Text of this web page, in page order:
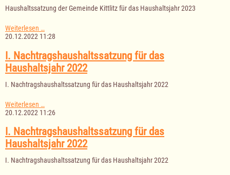
Haushaltssatzung der Gemeinde Kittlitz für das Haushaltsjahr 2023
Weiterlesen …Haushaltssatzung
der
Kittlitz
für
das
2023
20.12.2022 11:28
I. Nachtragshaushaltssatzung für das
Haushaltsjahr 2022
I. Nachtragshaushaltssatzung für das Haushaltsjahr 2022
Weiterlesen …
Nachtragshaushaltssatzung
das
Haushaltsjahr
2022
20.12.2022 11:26
I. Nachtragshaushaltssatzung für das
Haushaltsjahr 2022
I. Nachtragshaushaltssatzung für das Haushaltsjahr 2022